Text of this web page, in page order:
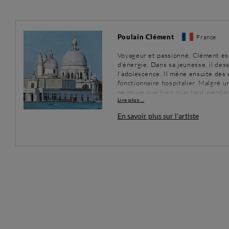
Poulain Clément France
Voyageur et passionné, Clément
d'énergie. Dans sa jeunesse, il
l'adolescence. Il mène ensuite
fonctionnaire hospitalier. Malgré
peinture que bien plus tard,
ses enfants, il réalise alors ses
peintre amateur. Aujourd'hui,
jour son style et sa technique.
Lire plus ...
En savoir plus sur l'artiste